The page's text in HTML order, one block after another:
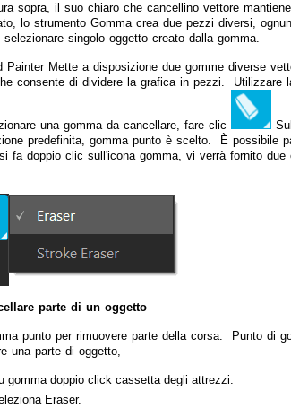
sopra, il suo chiaro che cancellino vettore
lo strumento Gomma crea due pezzi diversi,
selezionare singolo oggetto creato dalla gomma.
Painter Mette a disposizione due gomme diverse
consente di dividere la grafica in pezzi. Utilizzare
una gomma da cancellare, fare clic
predefinita, gomma punto è scelto. È possibile
fa doppio clic sull'icona gomma, vi verrà fornito
parte di un oggetto
punto per rimuovere parte della corsa. Punto di
una parte di oggetto,
gomma doppio click cassetta degli attrezzi.
Eraser.